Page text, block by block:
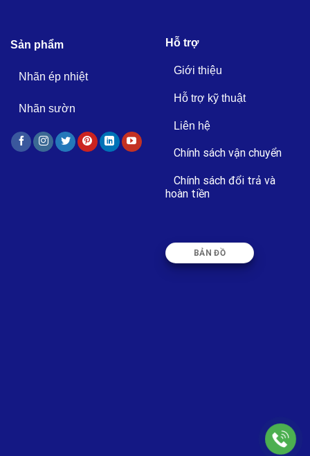
Sản phẩm
Nhãn ép nhiệt
Nhãn sườn
Hỗ trợ
Giới thiệu
Hỗ trợ kỹ thuật
Liên hệ
Chính sách vận chuyển
Chính sách đổi trả và
hoàn tiền
BẢN ĐỒ